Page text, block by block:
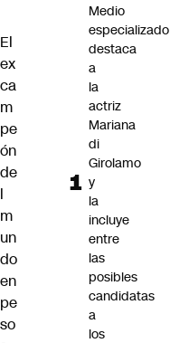
El
ex
ca
m
pe
ón
de
l
m
un
do
en
pe
so
Medio
especializado
destaca
a
la
actriz
Mariana
di
Girolamo
y
la
incluye
entre
las
posibles
candidatas
a
los